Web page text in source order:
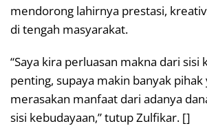
mendorong lahirnya prestasi,
di tengah masyarakat.
“Saya kira perluasan makna dari sisi
penting, supaya makin banyak
merasakan manfaat dari adanya
sisi kebudayaan,” tutup Zulfikar. []